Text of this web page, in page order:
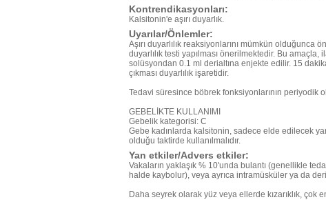
Kontrendikasyonları:
Kalsitonin'e aşırı duyarlık.
Uyarılar/Önlemler:
Aşırı duyarlılık reaksiyonlarını mümkün
duyarlılık testi yapılması önerilmektedir. Bu
solüsyondan 0.1 ml derialtına enjekte edilir. 15
çıkması duyarlılık işaretidir.
Tedavi süresince böbrek fonksiyonlarının periyodik
GEBELİKTE KULLANIMI
Gebelik kategorisi: C
Gebe kadınlarda kalsitonin, sadece elde edilecek
olduğu taktirde kullanılmalıdır.
Yan etkiler/Advers etkiler:
Vakaların yaklaşık % 10'unda bulantı (genellikle
halde kaybolur), veya ayrıca intramüsküler ya da
Daha seyrek olarak yüz veya ellerde kızarıklık,